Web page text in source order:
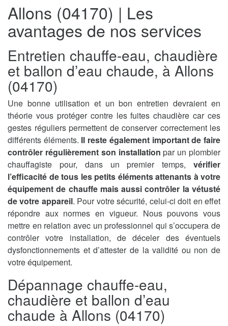
Allons (04170) | Les
avantages de nos services
Entretien chauffe-eau, chaudière
et ballon d’eau chaude, à Allons
(04170)
Une bonne utilisation et un bon entretien devraient en
théorie vous protéger contre les fuites chaudière car ces
gestes réguliers permettent de conserver correctement les
différents éléments. Il reste également important de faire
contrôler régulièrement son installation par un plombier
chauffagiste pour, dans un premier temps, vérifier
l’efficacité de tous les petits éléments attenants à votre
équipement de chauffe mais aussi contrôler la vétusté
de votre appareil. Pour votre sécurité, celui-ci doit en effet
répondre aux normes en vigueur. Nous pouvons vous
mettre en relation avec un professionnel qui s’occupera de
contrôler votre installation, de déceler des éventuels
dysfonctionnements et d’attester de la validité ou non de
votre équipement.
Dépannage chauffe-eau,
chaudière et ballon d’eau
chaude à Allons (04170)